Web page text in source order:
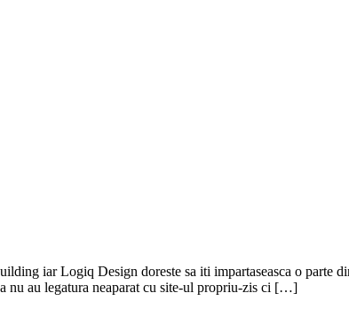
iar Logiq Design doreste sa iti impartaseasca o parte
nu au legatura neaparat cu site-ul propriu-zis ci […]